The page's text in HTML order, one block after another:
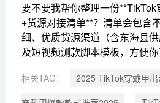
要不要我帮你整理一份
+货源对接清单**？清单会包含
细、优质货源渠道（含东海县
及短视频测款脚本模板，方便你
相关TAG： 2025 TikTok穿戴甲